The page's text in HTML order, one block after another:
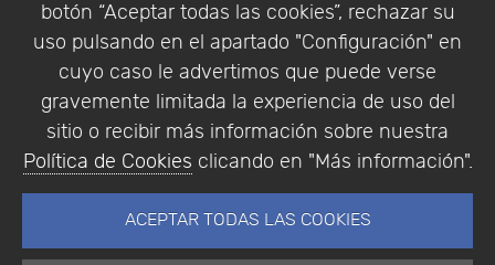
botón “Aceptar todas las cookies”, rechazar su
uso pulsando en el apartado "Configuración" en
cuyo caso le advertimos que puede verse
gravemente limitada la experiencia de uso del
sitio o recibir más información sobre nuestra
Política de Cookies clicando en "Más información".
ACEPTAR TODAS LAS COOKIES
Empresa|Aviso Legal| Política de Privacidad |
Política de Cookies
© Copyright 1994 - 2026. Addlink Software
Científico, S.L.
Portugal.